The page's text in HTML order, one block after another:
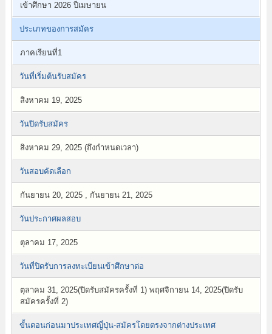
เข้าศึกษา 2026 ปีเมษายน
ประเภทของการสมัคร
ภาคเรียนที่1
วันที่เริ่มต้นรับสมัคร
สิงหาคม 19, 2025
วันปิดรับสมัคร
สิงหาคม 29, 2025 (ถึงกำหนดเวลา)
วันสอบคัดเลือก
กันยายน 20, 2025 , กันยายน 21, 2025
วันประกาศผลสอบ
ตุลาคม 17, 2025
วันที่ปิดรับการลงทะเบียนเข้าศึกษาต่อ
ตุลาคม 31, 2025(ปิดรับสมัครครั้งที่ 1) พฤศจิกายน 14, 2025(ปิดรับ
สมัครครั้งที่ 2)
ขั้นตอนก่อนมาประเทศญี่ปุ่น-สมัครโดยตรงจากต่างประเทศ